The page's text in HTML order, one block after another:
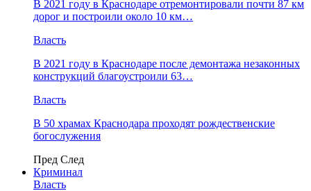
В 2021 году в Краснодаре отремонтировали почти 87 км
дорог и построили около 10 км…
Власть
В 2021 году в Краснодаре после демонтажа незаконных
конструкций благоустроили 63…
Власть
В 50 храмах Краснодара проходят рождественские
богослужения
Пред След
Криминал
Власть